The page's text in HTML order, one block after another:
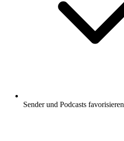
Sender und Podcasts favorisieren